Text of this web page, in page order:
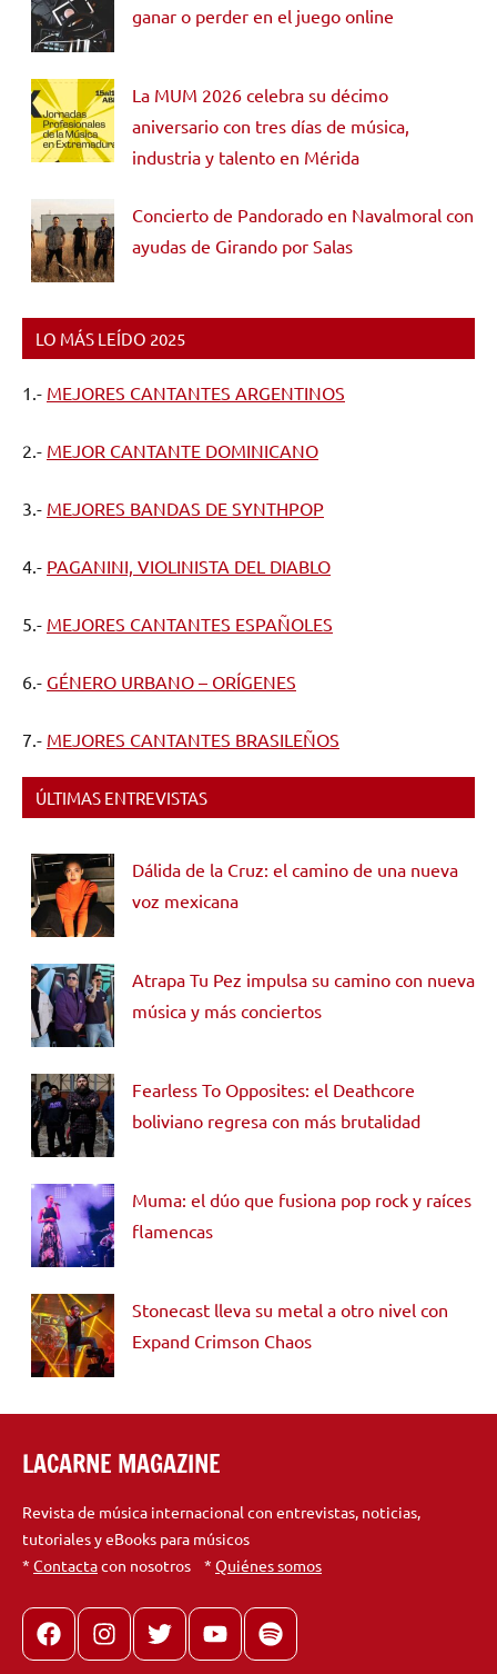
ganar o perder en el juego online
La MUM 2026 celebra su décimo
aniversario con tres días de música,
industria y talento en Mérida
Concierto de Pandorado en Navalmoral con
ayudas de Girando por Salas
LO MÁS LEÍDO 2025
1.- MEJORES CANTANTES ARGENTINOS
2.- MEJOR CANTANTE DOMINICANO
3.- MEJORES BANDAS DE SYNTHPOP
4.- PAGANINI, VIOLINISTA DEL DIABLO
5.- MEJORES CANTANTES ESPAÑOLES
6.- GÉNERO URBANO – ORÍGENES
7.- MEJORES CANTANTES BRASILEÑOS
ÚLTIMAS ENTREVISTAS
Dálida de la Cruz: el camino de una nueva
voz mexicana
Atrapa Tu Pez impulsa su camino con nueva
música y más conciertos
Fearless To Opposites: el Deathcore
boliviano regresa con más brutalidad
Muma: el dúo que fusiona pop rock y raíces
flamencas
Stonecast lleva su metal a otro nivel con
Expand Crimson Chaos
LACARNE MAGAZINE
Revista de música internacional con entrevistas, noticias,
tutoriales y eBooks para músicos
* Contactacon nosotros * Quiénes somos
FacebookInstagram
X youtubespotify